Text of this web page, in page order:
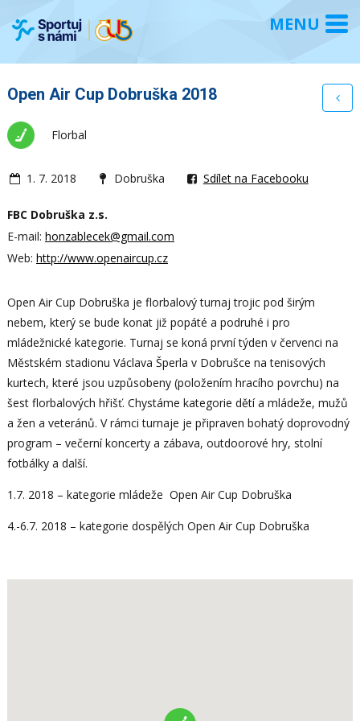
Open Air Cup Dobruška 2018
Florbal
1. 7. 2018 Dobruška Sdílet na Facebooku
FBC Dobruška z.s.
E-mail: honzablecek@gmail.com
Web: http://www.openaircup.cz
Open Air Cup Dobruška je florbalový turnaj trojic pod širým
nebem, který se bude konat již popáté a podruhé i pro
mládežnické kategorie. Turnaj se koná první týden v červenci na
Městském stadionu Václava Šperla v Dobrušce na tenisových
kurtech, které jsou uzpůsobeny (položením hracího povrchu) na
šest florbalových hřišť. Chystáme kategorie dětí a mládeže, mužů
a žen a veteránů. V rámci turnaje je připraven bohatý doprovodný
program – večerní koncerty a zábava, outdoorové hry, stolní
fotbálky a další.
1.7. 2018 – kategorie mládeže Open Air Cup Dobruška
4.-6.7. 2018 – kategorie dospělých Open Air Cup Dobruška